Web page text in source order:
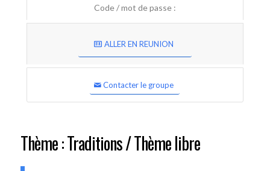
Code / mot de passe :
ALLER EN REUNION
Contacter le groupe
Thème : Traditions / Thème libre